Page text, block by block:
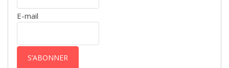
E-mail